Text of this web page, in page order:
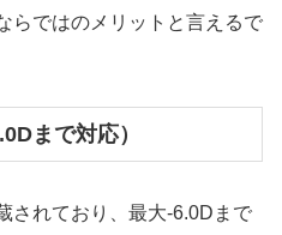
らではのメリットと言えるで
まで対応）
されており、最大-6.0Dまで